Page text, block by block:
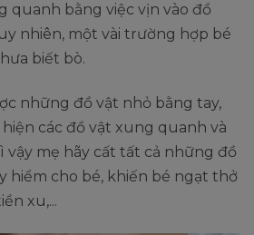
quanh bằng việc vịn vào đồ
nhiên, một vài trường hợp bé
biết bò.
những đồ vật nhỏ bằng tay,
các đồ vật xung quanh và
vậy mẹ hãy cất tất cả những đồ
hiểm cho bé, khiến bé ngạt thở
xu,...